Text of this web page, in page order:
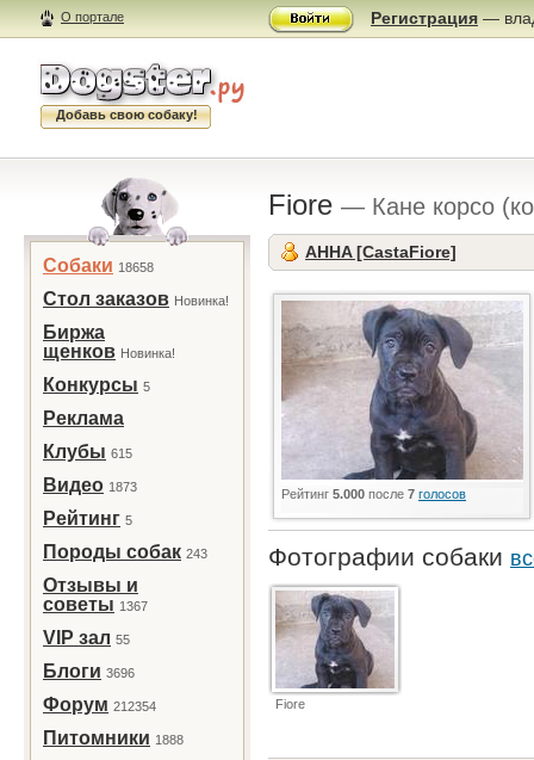
О портале Регистрация —
Добавь свою собаку!
Собаки 18658
Стол заказов Новинка!
Биржа
щенков Новинка!
Конкурсы 5
Реклама
Клубы 615
Видео 1873
Рейтинг 5
Породы собак 243
Отзывы и
советы 1367
VIP зал 55
Блоги 3696
Форум 212354
Питомники 1888
Fiore — Кане корсо
AHHA [CastaFiore]
Рейтинг 5.000 после 7 голосов
Фотографии собаки
Fiore